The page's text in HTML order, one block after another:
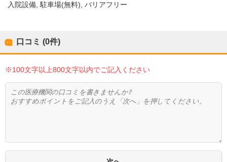
入院設備 駐車場(無料) バリアフリー
口コミ (0件)
※100文字以上800文字以内でご記入ください